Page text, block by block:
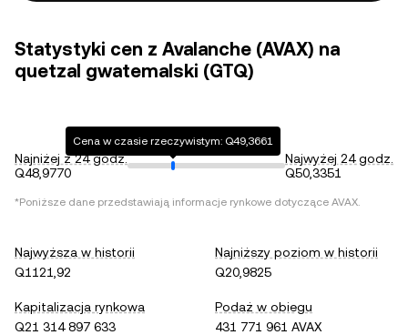
Statystyki cen z Avalanche (AVAX) na
quetzal gwatemalski (GTQ)
Najniżej z 24 godz.
Q48,9770
Cena w czasie rzeczywistym: Q49,3661
Najwyżej 24 godz.
Q50,3351
*Poniższe dane przedstawiają informacje rynkowe dotyczące AVAX.
Najwyższa w historii
Q1121,92
Najniższy poziom w historii
Q20,9825
Kapitalizacja rynkowa
Q21 314 897 633
Podaż w obiegu
431 771 961 AVAX